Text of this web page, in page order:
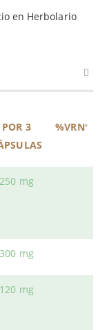
en Herbolario
POR 3
%VRN*
250 mg
300 mg
120 mg